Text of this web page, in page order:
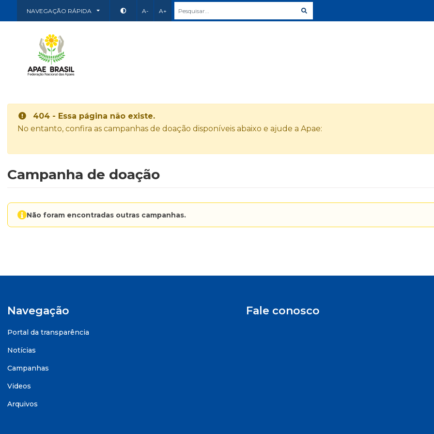
NAVEGAÇÃO RÁPIDA A- A+
404 - Essa página não existe.
No entanto, confira as campanhas de doação disponíveis abaixo e ajude a Apae:
Campanha de doação
Não foram encontradas outras campanhas.
Navegação
Portal da transparência
Notícias
Campanhas
Videos
Arquivos
Fale conosco